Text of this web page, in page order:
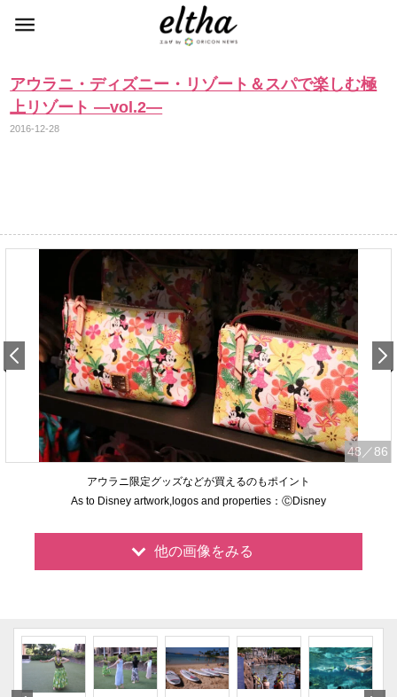
アウラニ・ディズニー・リゾート＆スパで楽しむ極
上リゾート ―vol.2―
2016-12-28
48 ／86
アウラニ限定グッズなどが買えるのもポイント
As to Disney artwork,logos and properties：ⒸDisney
他の画像をみる